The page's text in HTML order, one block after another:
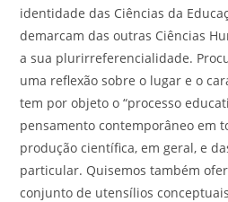
identidade das Ciências da
demarcam das outras Ciências
a sua plurirreferencialidade.
uma reflexão sobre o lugar e o
tem por objeto o “processo
pensamento contemporâneo em
produção científica, em geral, e
particular. Quisemos também
conjunto de utensílios